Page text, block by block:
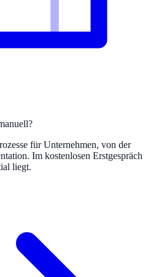
für Unternehmen, von der
Im kostenlosen Erstgespräch
liegt.